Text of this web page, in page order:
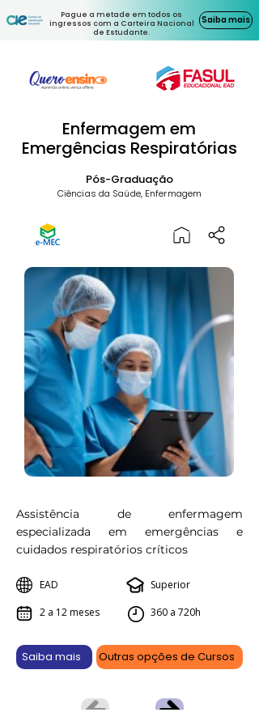
Pague a metade em todos os
ingressos com a Carteira Nacional
de Estudante.
Saiba mais
Enfermagem em
Emergências Respiratórias
Pós-Graduação
Ciências da Saúde, Enfermagem
Assistência de enfermagem
especializada em emergências e
cuidados respiratórios críticos
EAD
2 a 12 meses
Superior
360 a 720h
Saiba mais Outras opções de Cursos